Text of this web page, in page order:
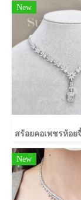
New
New